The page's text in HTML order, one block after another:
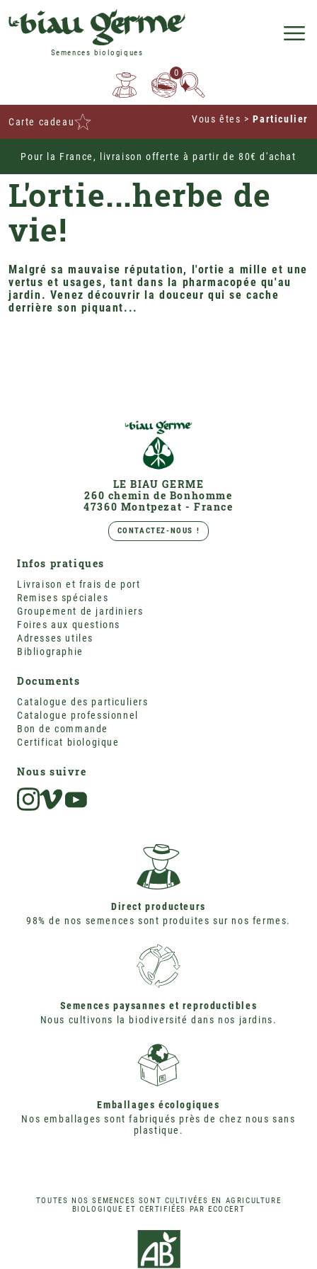
Semences biologiques
0
Carte cadeau Vous êtes >Particulier
Pour la France, livraison offerte à partir de 80€ d'achat
Home Conseils de cultures au jardin Zoom sur ...
L'ortie...herbe de
vie!
Malgré sa mauvaise réputation, l'ortie a mille et une
vertus et usages, tant dans la pharmacopée qu'au
jardin. Venez découvrir la douceur qui se cache
derrière son piquant...
LE BIAU GERME
260 chemin de Bonhomme
47360 Montpezat - France
CONTACTEZ-NOUS !
Infos pratiques
Livraison et frais de port
Remises spéciales
Groupement de jardiniers
Foires aux questions
Adresses utiles
Bibliographie
Documents
Catalogue des particuliers
Catalogue professionnel
Bon de commande
Certificat biologique
Nous suivre
Direct producteurs
98% de nos semences sont produites sur nos fermes.
Semences paysannes et reproductibles
Nous cultivons la biodiversité dans nos jardins.
Emballages écologiques
Nos emballages sont fabriqués près de chez nous sans
plastique.
TOUTES NOS SEMENCES SONT CULTIVÉES EN AGRICULTURE
BIOLOGIQUE ET CERTIFIÉES PAR ECOCERT